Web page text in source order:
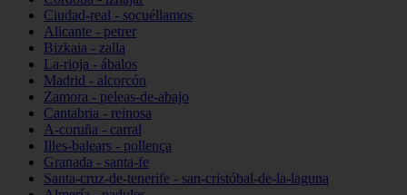
Ciudad-real - socuéllamos
Alicante - petrer
Bizkaia - zalla
La-rioja - ábalos
Madrid - alcorcón
Zamora - peleas-de-abajo
Cantabria - reinosa
A-coruña - carral
Illes-balears - pollença
Granada - santa-fe
Santa-cruz-de-tenerife - san-cristóbal-de-la-laguna